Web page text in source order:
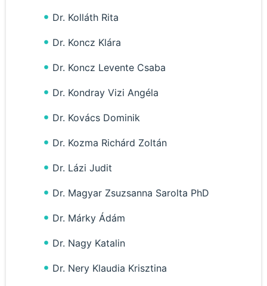
Dr. Kolláth Rita
Dr. Koncz Klára
Dr. Koncz Levente Csaba
Dr. Kondray Vizi Angéla
Dr. Kovács Dominik
Dr. Kozma Richárd Zoltán
Dr. Lázi Judit
Dr. Magyar Zsuzsanna Sarolta PhD
Dr. Márky Ádám
Dr. Nagy Katalin
Dr. Nery Klaudia Krisztina